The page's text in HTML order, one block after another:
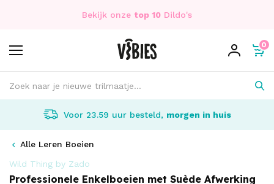
Bekijk onze top 10 Dildo's
0
Voor 23.59 uur besteld, morgen in huis
Alle Leren Boeien
Wild Thing by Zado
Professionele Enkelboeien met Suède Afwerking